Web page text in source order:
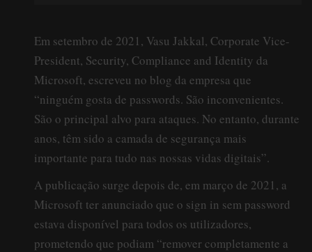
Em setembro de 2021, Vasu Jakkal, Corporate Vice-
President, Security, Compliance and Identity da
Microsoft, escreveu no blog da empresa que
“ninguém gosta de passwords. São inconvenientes.
São o principal alvo para ataques. No entanto, durante
anos, têm sido a camada de segurança mais
importante para tudo nas nossas vidas digitais”.
A publicação surge depois de, em março de 2021, a
Microsoft ter anunciado que o sign in sem password
estava disponível para todos os utilizadores,
prometendo que podiam “remover completamente a